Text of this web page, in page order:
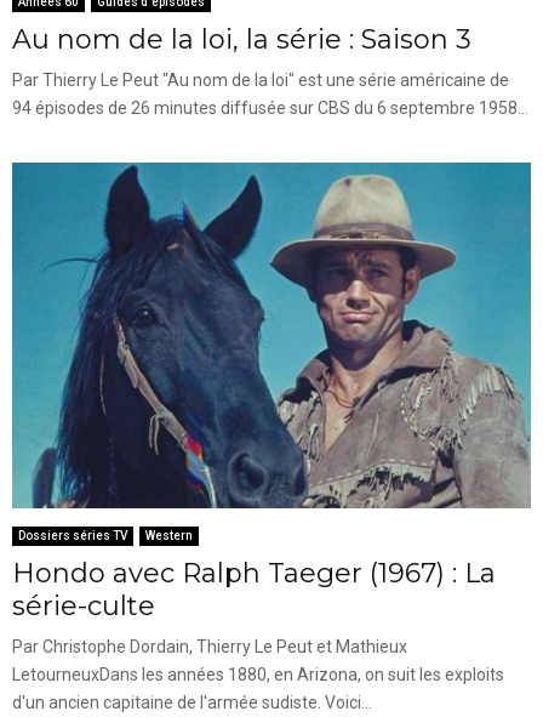
Au nom de la loi, la série : Saison 3
Par Thierry Le Peut "Au nom de la loi" est une série américaine de
94 épisodes de 26 minutes diffusée sur CBS du 6 septembre 1958...
Dossiers séries TV Western
Hondo avec Ralph Taeger (1967) : La
série-culte
Par Christophe Dordain, Thierry Le Peut et Mathieux
LetourneuxDans les années 1880, en Arizona, on suit les exploits
d'un ancien capitaine de l'armée sudiste. Voici...